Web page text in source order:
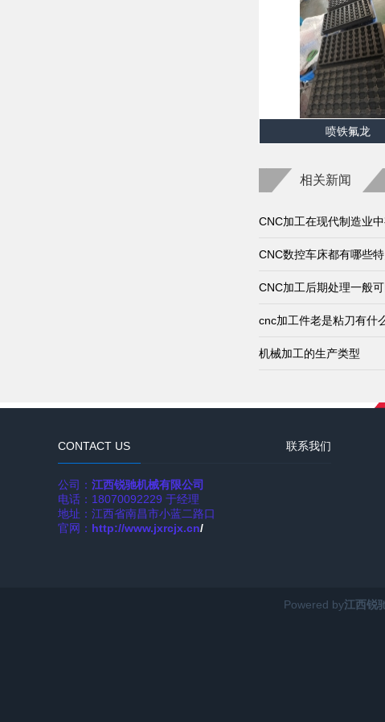
喷铁氟龙
相关新闻
CNC加工在现代制造业
CNC数控车床都有哪些
CNC加工后期处理一般
cnc加工件老是粘刀有什
机械加工的生产类型
CONTACT US 联系我们
公司： 江西锐驰机械有限公司
电话：18070092229 于经理
地址：江西省南昌市小蓝二路口
官网： http://www.jxrcjx.cn/
Powered by江西锐